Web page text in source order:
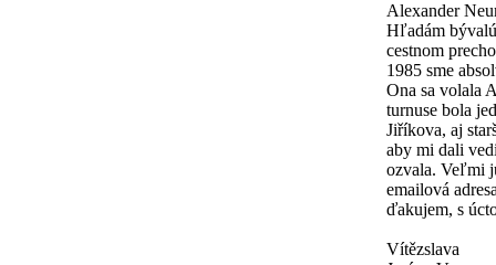
Alexander
Hľadám
cestnom
1985 sme
Ona sa volala
turnuse bola
Jiříkova, aj
aby mi dali
ozvala. Veľmi
emailová
ďakujem, s
Vítězslava